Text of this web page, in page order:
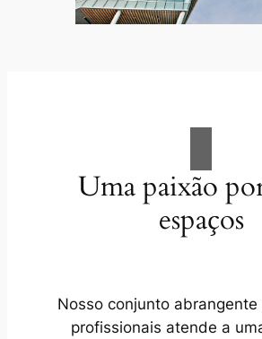
Uma paixão
espaços
Nosso conjunto abrangente
profissionais atende a